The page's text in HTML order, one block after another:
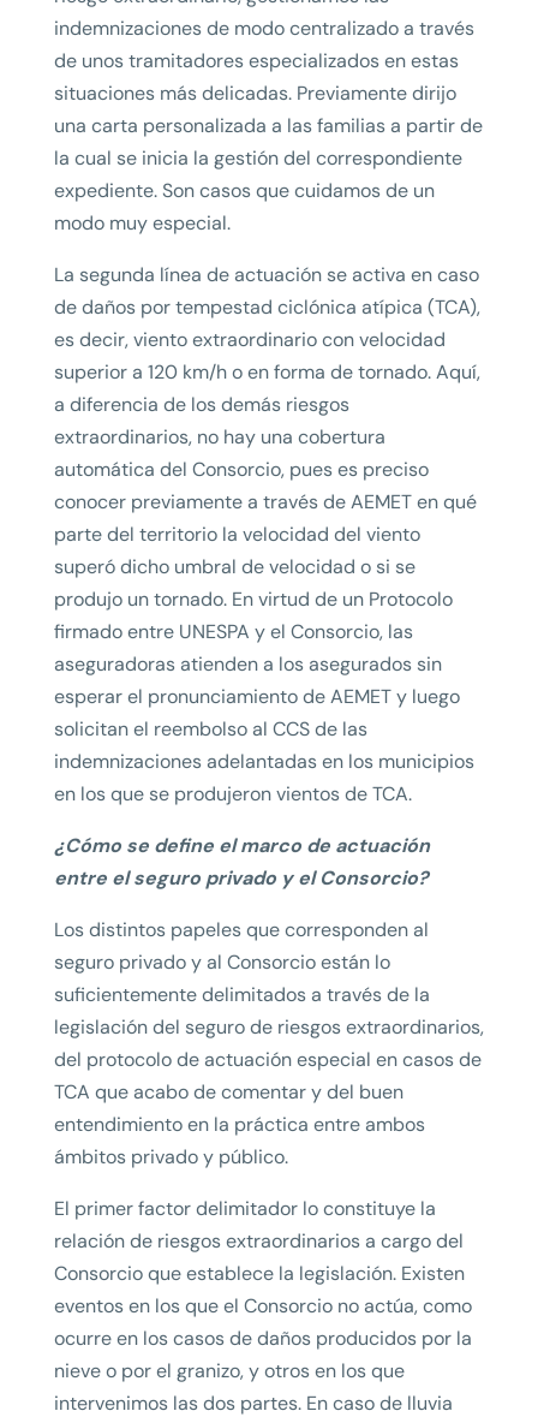
indemnizaciones de modo centralizado a través
de unos tramitadores especializados en estas
situaciones más delicadas. Previamente dirijo
una carta personalizada a las familias a partir de
la cual se inicia la gestión del correspondiente
expediente. Son casos que cuidamos de un
modo muy especial.
La segunda línea de actuación se activa en caso
de daños por tempestad ciclónica atípica (TCA),
es decir, viento extraordinario con velocidad
superior a 120 km/h o en forma de tornado. Aquí,
a diferencia de los demás riesgos
extraordinarios, no hay una cobertura
automática del Consorcio, pues es preciso
conocer previamente a través de AEMET en qué
parte del territorio la velocidad del viento
superó dicho umbral de velocidad o si se
produjo un tornado. En virtud de un Protocolo
firmado entre UNESPA y el Consorcio, las
aseguradoras atienden a los asegurados sin
esperar el pronunciamiento de AEMET y luego
solicitan el reembolso al CCS de las
indemnizaciones adelantadas en los municipios
en los que se produjeron vientos de TCA.
¿Cómo se define el marco de actuación
entre el seguro privado y el Consorcio?
Los distintos papeles que corresponden al
seguro privado y al Consorcio están lo
suficientemente delimitados a través de la
legislación del seguro de riesgos extraordinarios,
del protocolo de actuación especial en casos de
TCA que acabo de comentar y del buen
entendimiento en la práctica entre ambos
ámbitos privado y público.
El primer factor delimitador lo constituye la
relación de riesgos extraordinarios a cargo del
Consorcio que establece la legislación. Existen
eventos en los que el Consorcio no actúa, como
ocurre en los casos de daños producidos por la
nieve o por el granizo, y otros en los que
intervenimos las dos partes. En caso de lluvia